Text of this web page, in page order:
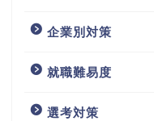
企業別対策
就職難易度
選考対策